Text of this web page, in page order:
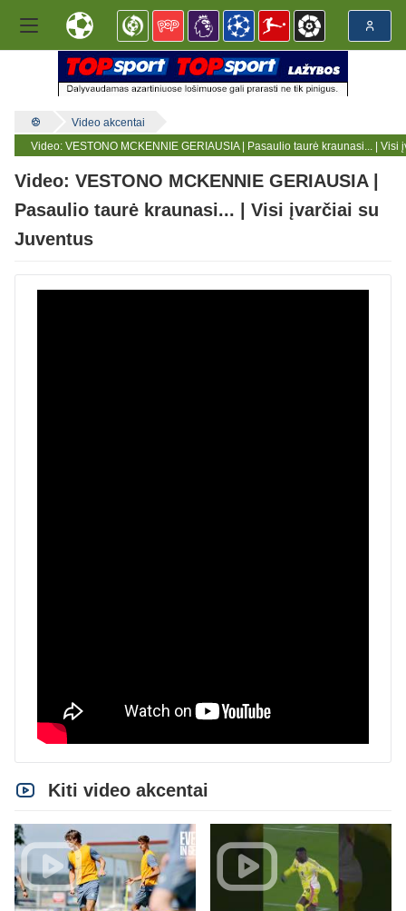
Video akcentai
Video: VESTONO MCKENNIE GERIAUSIA | Pasaulio taurė kraunasi... | Visi
Video: VESTONO MCKENNIE GERIAUSIA |
Pasaulio taurė kraunasi... | Visi įvarčiai su
Juventus
Kiti video akcentai